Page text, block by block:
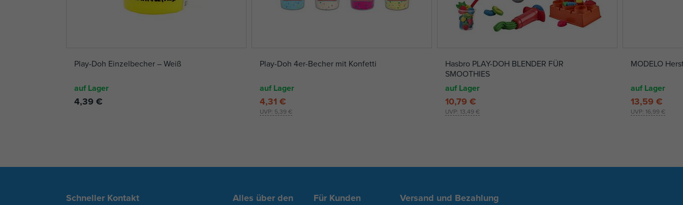
Play-Doh Einzelbecher – Weiß
auf Lager
4,39 €
Play-Doh 4er-Becher mit Konfetti
auf Lager
UVP: 5,39 €
4,31 €
Hasbro PLAY-DOH BLENDER FÜR
SMOOTHIES
auf Lager
UVP: 13,49 €
10,79 €
MODELO
auf Lager
UVP: 16,99 €
13,59 €
Schneller Kontakt
Alles über den
Für Kunden Versand und Bezahlung